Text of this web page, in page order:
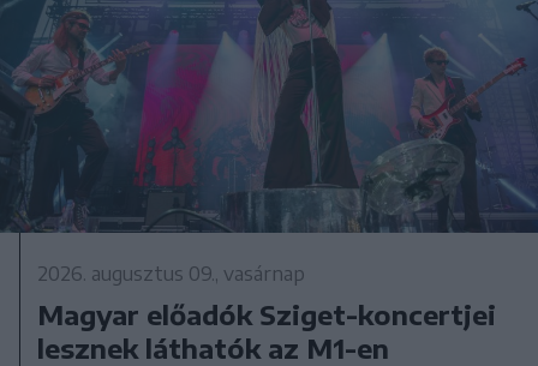
2026. augusztus 09., vasárnap
Magyar előadók Sziget-koncertjei
lesznek láthatók az M1-en